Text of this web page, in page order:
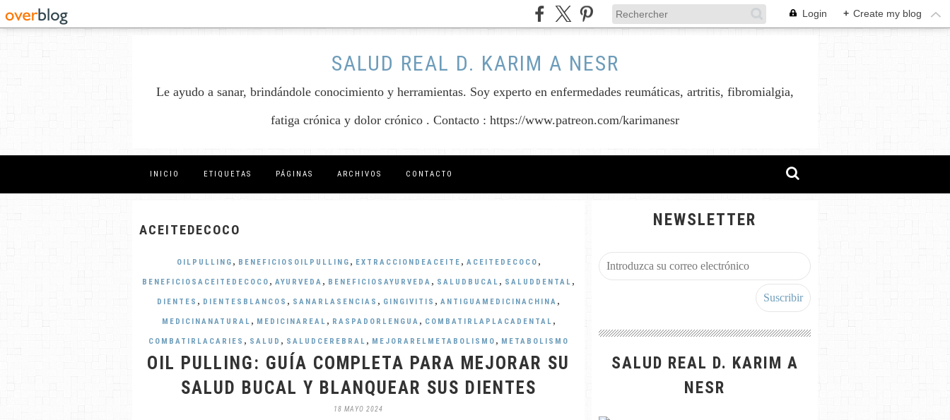
Login + Create my blog
SALUD REAL D. KARIM A NESR
Le ayudo a sanar, brindándole conocimiento y herramientas. Soy experto en enfermedades reumáticas, artritis, fibromialgia,
fatiga crónica y dolor crónico . Contacto : https://www.patreon.com/karimanesr
INICIO ETIQUETAS PÁGINAS ARCHIVOS CONTACTO
ACEITEDECOCO
OILPULLING , BENEFICIOSOILPULLING , EXTRACCIONDEACEITE , ACEITEDECOCO ,
BENEFICIOSACEITEDECOCO , AYURVEDA , BENEFICIOSAYURVEDA , SALUDBUCAL , SALUDDENTAL ,
DIENTES , DIENTESBLANCOS , SANARLASENCIAS , GINGIVITIS , ANTIGUAMEDICINACHINA ,
MEDICINANATURAL , MEDICINAREAL , RASPADORLENGUA , COMBATIRLAPLACADENTAL ,
COMBATIRLACARIES , SALUD , SALUDCEREBRAL , MEJORARELMETABOLISMO , METABOLISMO
OIL PULLING: GUÍA COMPLETA PARA MEJORAR SU
SALUD BUCAL Y BLANQUEAR SUS DIENTES
18 MAYO 2024
NEWSLETTER
SALUD REAL D. KARIM A
NESR